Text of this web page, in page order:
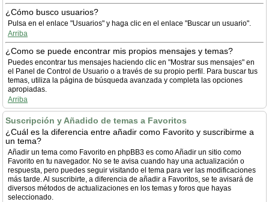
¿Cómo busco usuarios?
Pulsa en el enlace "Usuarios" y haga clic en el enlace "Buscar un usuario".
Arriba
¿Como se puede encontrar mis propios mensajes y temas?
Puedes encontrar tus mensajes haciendo clic en "Mostrar sus mensajes" en
el Panel de Control de Usuario o a través de su propio perfil. Para buscar tus
temas, utiliza la página de búsqueda avanzada y completa las opciones
apropiadas.
Arriba
Suscripción y Añadido de temas a Favoritos
¿Cuál es la diferencia entre añadir como Favorito y suscribirme a
un tema?
Añadir un tema como Favorito en phpBB3 es como Añadir un sitio como
Favorito en tu navegador. No se te avisa cuando hay una actualización o
respuesta, pero puedes seguir visitando el tema para ver las modificaciones
más tarde. Al suscribirte, a diferencia de añadir a Favoritos, se te avisará de
diversos métodos de actualizaciones en los temas y foros que hayas
seleccionado.